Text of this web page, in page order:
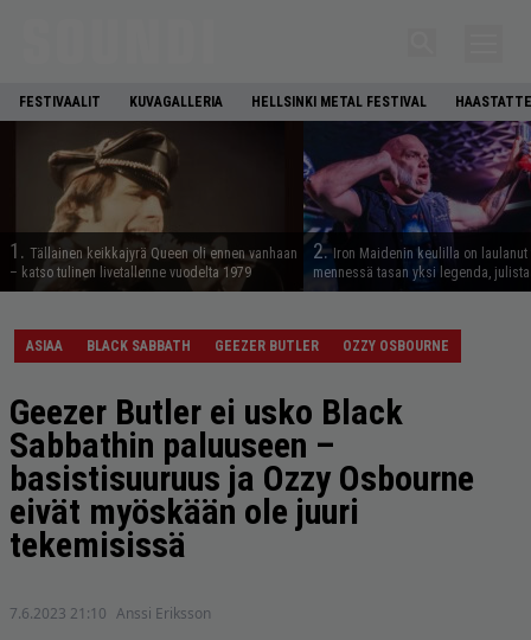
FESTIVAALIT KUVAGALLERIA HELLSINKI METAL FESTIVAL
1. Tällainen keikkajyrä Queen oli ennen vanhaan
– katso tulinen livetallenne vuodelta 1979
2. Iron Maidenin keulilla on laulanut
mennessä tasan yksi legenda,
ASIAA BLACK SABBATH GEEZER BUTLER OZZY OSBOURNE
Geezer Butler ei usko Black
Sabbathin paluuseen –
basistisuuruus ja Ozzy Osbourne
eivät myöskään ole juuri
tekemisissä
7.6.2023 21:10 Anssi Eriksson